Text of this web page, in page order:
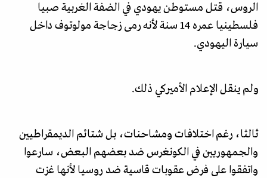
الروس، قتل مستوطن يهودي في الضفة الغربية صبيا
فلسطينيا عمره 14 سنة لأنه رمى زجاجة مولوتوف داخل
سيارة اليهودي.
ولم ينقل الإعلام الأميركي ذلك.
ثالثا، رغم اختلافات ومشاحنات، بل شتائم الديمقراطيين
والجمهوريين في الكونغرس ضد بعضهم البعض، سارعوا
واتفقوا على فرض عقوبات قاسية ضد روسيا لأنها غزت